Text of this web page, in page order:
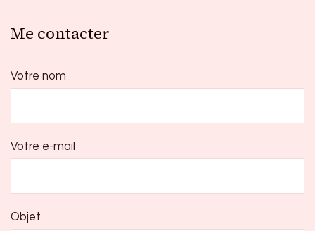
Me contacter
Votre nom
Votre e-mail
Objet